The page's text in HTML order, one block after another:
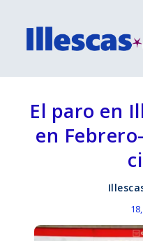
El paro en
en